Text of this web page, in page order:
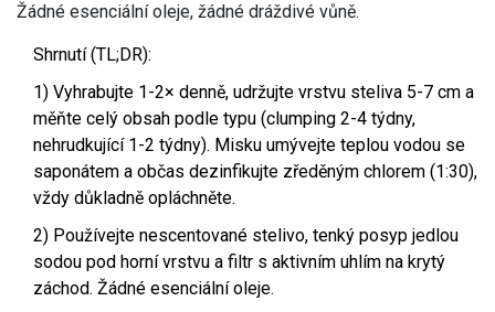
Žádné esenciální oleje, žádné dráždivé vůně.
Shrnutí (TL;DR):
1) Vyhrabujte 1-2× denně, udržujte vrstvu steliva 5-7 cm a
měňte celý obsah podle typu (clumping 2-4 týdny,
nehrudkující 1-2 týdny). Misku umývejte teplou vodou se
saponátem a občas dezinfikujte zředěným chlorem (1:30),
vždy důkladně opláchněte.
2) Používejte nescentované stelivo, tenký posyp jedlou
sodou pod horní vrstvu a filtr s aktivním uhlím na krytý
záchod. Žádné esenciální oleje.